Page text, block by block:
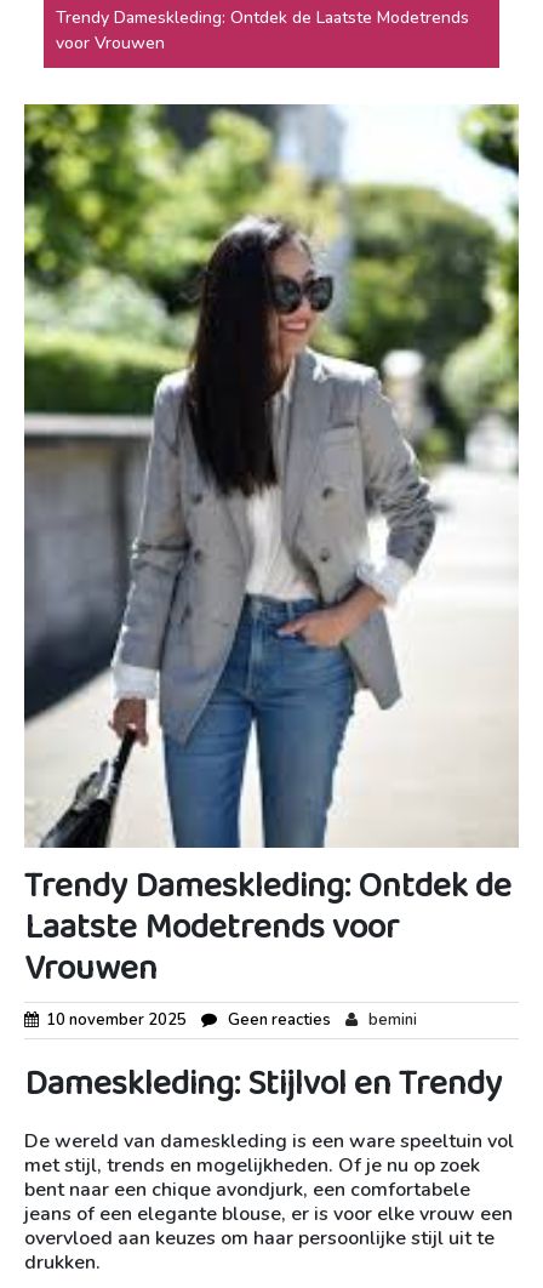
Trendy Dameskleding: Ontdek de Laatste Modetrends
voor Vrouwen
Trendy Dameskleding: Ontdek de
Laatste Modetrends voor
Vrouwen
10 november 2025 Geen reacties bemini
Dameskleding: Stijlvol en Trendy
De wereld van dameskleding is een ware speeltuin vol
met stijl, trends en mogelijkheden. Of je nu op zoek
bent naar een chique avondjurk, een comfortabele
jeans of een elegante blouse, er is voor elke vrouw een
overvloed aan keuzes om haar persoonlijke stijl uit te
drukken.